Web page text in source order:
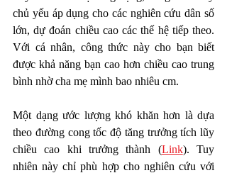
chủ yếu áp dụng cho các nghiên cứu dân số
lớn, dự đoán chiều cao các thế hệ tiếp theo.
Với cá nhân, công thức này cho bạn biết
được khả năng bạn cao hơn chiều cao trung
bình nhờ cha mẹ mình bao nhiêu cm.
Một dạng ước lượng khó khăn hơn là dựa
theo đường cong tốc độ tăng trưởng tích lũy
chiều cao khi trưởng thành (Link). Tuy
nhiên này chỉ phù hợp cho nghiên cứu với